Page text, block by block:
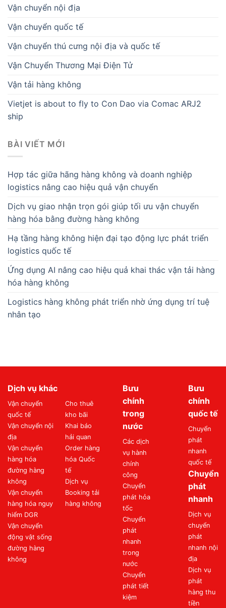
Vận chuyển nội địa
Vận chuyển quốc tế
Vận chuyển thú cưng nội địa và quốc tế
Vận Chuyển Thương Mại Điện Tử
Vận tải hàng không
Vietjet is about to fly to Con Dao via Comac ARJ2
ship
BÀI VIẾT MỚI
Hợp tác giữa hãng hàng không và doanh nghiệp
logistics nâng cao hiệu quả vận chuyển
Dịch vụ giao nhận trọn gói giúp tối ưu vận chuyển
hàng hóa bằng đường hàng không
Hạ tầng hàng không hiện đại tạo động lực phát triển
logistics quốc tế
Ứng dụng AI nâng cao hiệu quả khai thác vận tải hàng
hóa hàng không
Logistics hàng không phát triển nhờ ứng dụng trí tuệ
nhân tạo
Dịch vụ khác
Vận chuyển
quốc tế
Vận chuyển nội
địa
Vận chuyển
hàng hóa
đường hàng
không
Vận chuyển
hàng hóa nguy
hiểm DGR
Vận chuyển
động vật sống
đường hàng
không
Cho thuê
kho bãi
Khai báo
hải quan
Order hàng
hóa Quốc
tế
Dịch vụ
Booking tải
hàng không
Bưu
chính
trong
nước
Các dịch
vụ hành
chính
công
Chuyển
phát hỏa
tốc
Chuyển
phát
nhanh
trong
nước
Chuyển
phát tiết
kiệm
Bưu
chính
quốc tế
Chuyển
phát
nhanh
quốc tế
Chuyển
phát
nhanh
Dịch vụ
chuyển
phát
nhanh nội
địa
Dịch vụ
phát
hàng thu
tiền